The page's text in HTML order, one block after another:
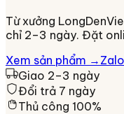
Từ xưởng
chỉ 2–3 ngày. Đặt
Xem sản phẩm →
Giao 2–3 ngày
Đổi trả 7 ngày
Thủ công 100%